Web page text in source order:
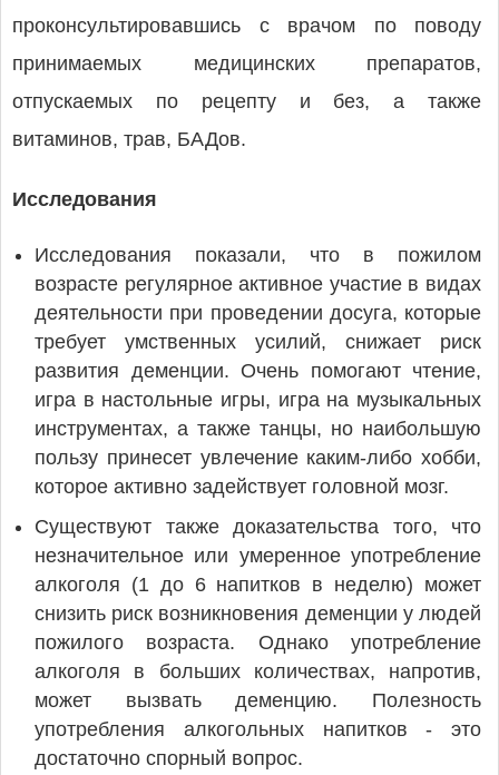
проконсультировавшись с врачом по поводу
принимаемых медицинских препаратов,
отпускаемых по рецепту и без, а также
витаминов, трав, БАДов.
Исследования
Исследования показали, что в пожилом
возрасте регулярное активное участие в видах
деятельности при проведении досуга, которые
требует умственных усилий, снижает риск
развития деменции. Очень помогают чтение,
игра в настольные игры, игра на музыкальных
инструментах, а также танцы, но наибольшую
пользу принесет увлечение каким-либо хобби,
которое активно задействует головной мозг.
Существуют также доказательства того, что
незначительное или умеренное употребление
алкоголя (1 до 6 напитков в неделю) может
снизить риск возникновения деменции у людей
пожилого возраста. Однако употребление
алкоголя в больших количествах, напротив,
может вызвать деменцию. Полезность
употребления алкогольных напитков - это
достаточно спорный вопрос.